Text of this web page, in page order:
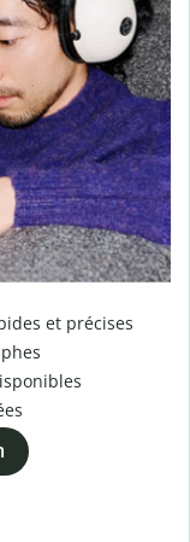
et précises